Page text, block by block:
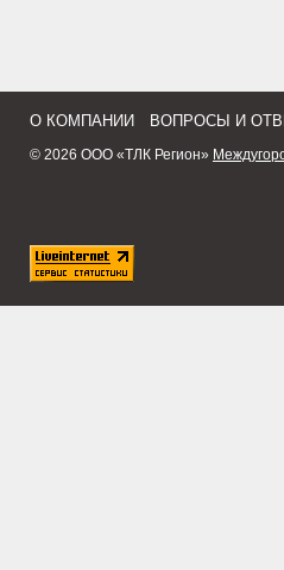
О КОМПАНИИ ВОПРОСЫ И
© 2026 ООО «ТЛК Регион»